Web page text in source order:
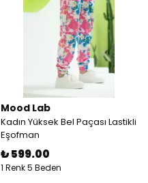
Mood Lab
Kadın Yüksek Bel Paçası Lastikli
Eşofman
₺ 599.00
1 Renk 5 Beden